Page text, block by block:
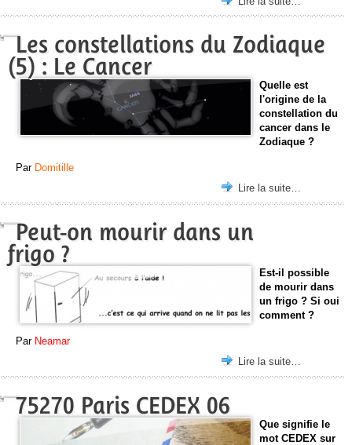
Les constellations du Zodiaque
(5) : Le Cancer
Quelle est
l'origine de la
constellation du
cancer dans le
Zodiaque ?
Par Domitille
Lire la suite…
Peut-on mourir dans un
frigo ?
Est-il possible
de mourir dans
un frigo ? Si oui
comment ?
Par Neamar
Lire la suite…
75270 Paris CEDEX 06
Que signifie le
mot CEDEX sur